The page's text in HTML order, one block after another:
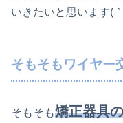
いきたいと思います(
そもそもワイヤー
そもそも矯正器具